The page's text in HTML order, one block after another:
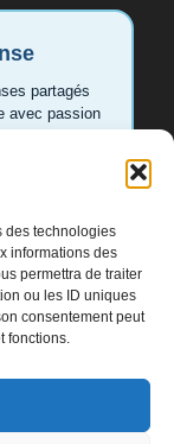
des technologies
informations des
permettra de traiter
ou les ID uniques
consentement peut
fonctions.
partagés
avec passion
de nouvelles